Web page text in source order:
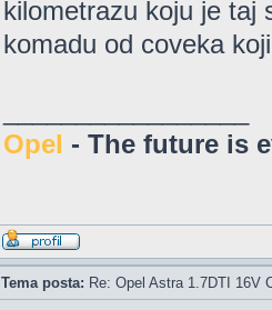
kilometrazu koju je taj
komadu od coveka
Opel - The future is
Tema posta: Re: Opel Astra 1.7DTI 16V